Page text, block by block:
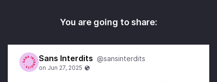
You are going to share:
Sans Interdits @sansinterdits